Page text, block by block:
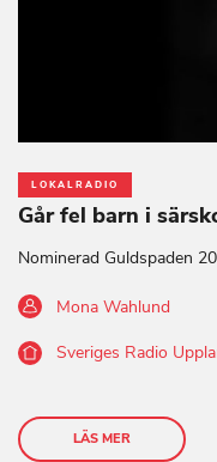
LOKALRADIO
Går fel barn i
Nominerad Guldspaden
Mona Wahlund
Sveriges Radio
LÄS MER